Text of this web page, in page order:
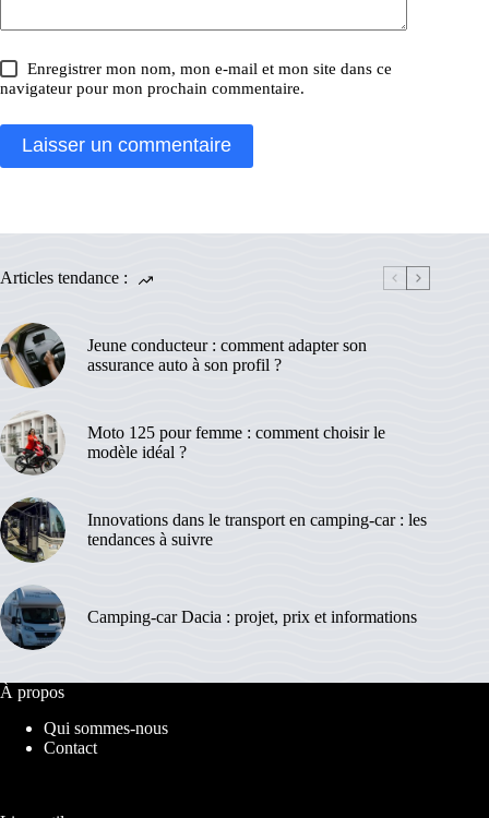
Enregistrer mon nom, mon e-mail et mon site dans ce
navigateur pour mon prochain commentaire.
Laisser un commentaire
Articles tendance :
Jeune conducteur : comment adapter son
assurance auto à son profil ?
Moto 125 pour femme : comment choisir le
modèle idéal ?
Innovations dans le transport en camping-car : les
tendances à suivre
Camping-car Dacia : projet, prix et informations
À propos
Qui sommes-nous
Contact